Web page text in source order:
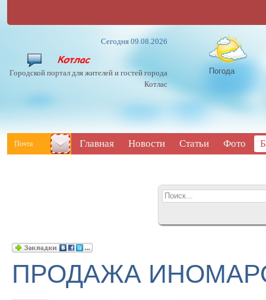
Сегодня 09.08.2026
Городской портал для жителей и гостей города
Котлас
Погода
Почта Главная Новости Статьи Фото
ПРОДАЖА